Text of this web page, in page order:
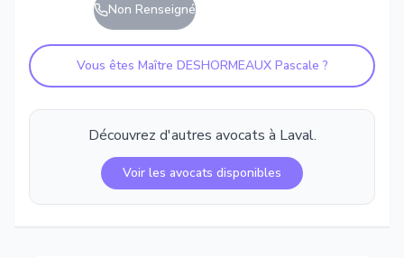
Non Renseigné
Vous êtes Maître DESHORMEAUX Pascale ?
Découvrez d'autres avocats à Laval.
Voir les avocats disponibles